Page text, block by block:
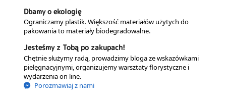
Dbamy o ekologię
Ograniczamy plastik. Większość materiałów użytych do
pakowania to materiały biodegradowalne.
Jesteśmy z Tobą po zakupach!
Chętnie służymy radą, prowadzimy bloga ze wskazówkami
pielęgnacyjnymi, organizujemy warsztaty florystyczne i
wydarzenia on line.
Porozmawiaj z nami